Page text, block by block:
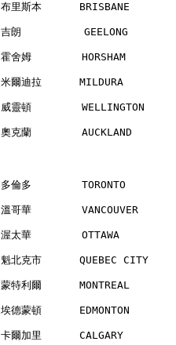
布里斯本      BRISBANE
吉朗          GEELONG
霍舍姆        HORSHAM
米爾迪拉      MILDURA
威靈頓
奧克蘭        AUCKLAND
多倫多        TORONTO
溫哥華
渥太華        OTTAWA
魁北克市      QUEBEC
蒙特利爾
埃德蒙頓      EDMONTON
卡爾加里      CALGARY